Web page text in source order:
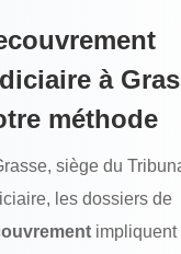
à
méthode
siège du
les dossiers de
impliquent